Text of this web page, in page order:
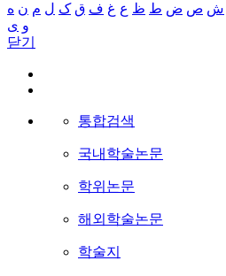
ش ص ض ط ظ ع غ ف ق ک ل م ن ه
و ی
닫기
통합검색
국내학술논문
학위논문
해외학술논문
학술지